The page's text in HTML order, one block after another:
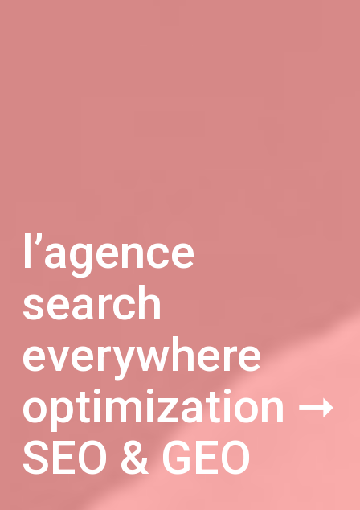
l’agence
search
everywhere
optimization ➞
SEO & GEO